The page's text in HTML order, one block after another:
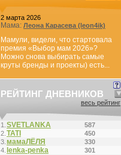
2 марта 2026
Мама: Леона Карасева (leon4ik)
Мамули, видели, что стартовала
премия «Выбор мам 2026»?
Можно снова выбирать самые
круты бренды и проекты) есть...
РЕЙТИНГ ДНЕВНИКОВ
весь рейтинг
1. SVETLANKA
587
2. ТАТI
450
3. мамаЛЁЛЯ
330
4. lenka-penka 301